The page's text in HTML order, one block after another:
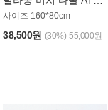
사이즈 160*80cm
38,500원 (30%) 55,000원